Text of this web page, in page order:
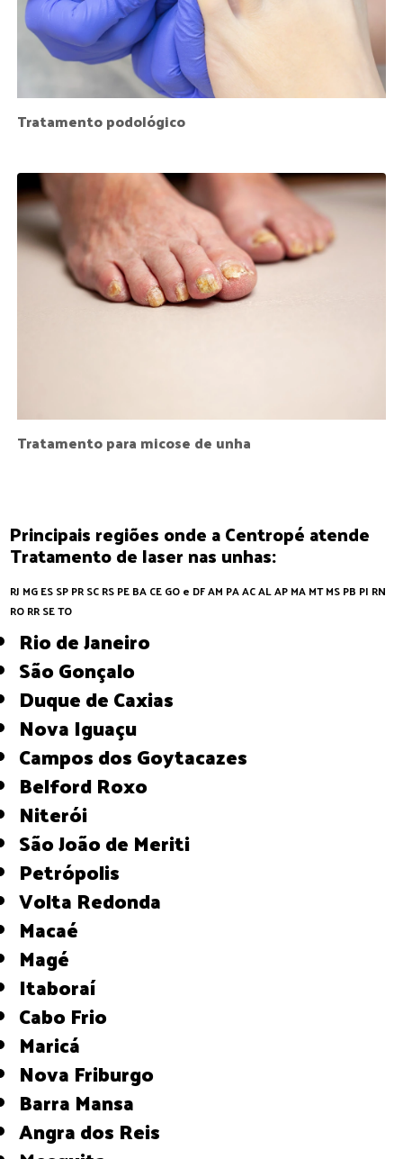
Tratamento podológico
Tratamento para micose de unha
Principais regiões onde a Centropé atende
Tratamento de laser nas unhas:
RJ MGESSPPRSCRSPEBACEGO e DFAM PAACALAPMAMTMSPB PI RN
RORRSETO
Rio de Janeiro
São Gonçalo
Duque de Caxias
Nova Iguaçu
Campos dos Goytacazes
Belford Roxo
Niterói
São João de Meriti
Petrópolis
Volta Redonda
Macaé
Magé
Itaboraí
Cabo Frio
Maricá
Nova Friburgo
Barra Mansa
Angra dos Reis